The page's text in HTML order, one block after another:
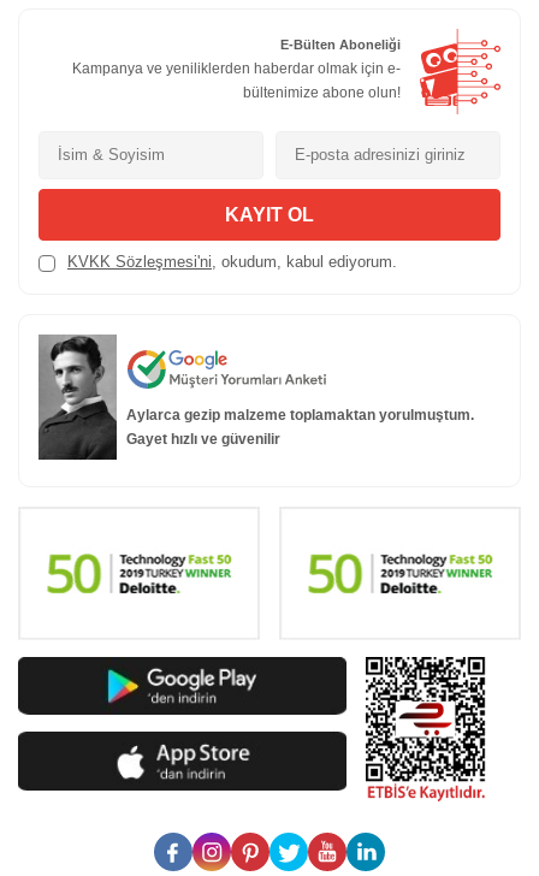
E-Bülten Aboneliği
Kampanya ve yeniliklerden haberdar olmak için e-
bültenimize abone olun!
KAYIT OL
KVKK Sözleşmesi'ni, okudum, kabul ediyorum.
Aylarca gezip malzeme toplamaktan yorulmuştum.
Gayet hızlı ve güvenilir